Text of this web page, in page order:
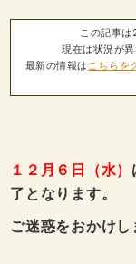
この記事は
現在は状況が
最新の情報は こちらを
１２月６日（水）
了となります。
ご迷惑をおかけし